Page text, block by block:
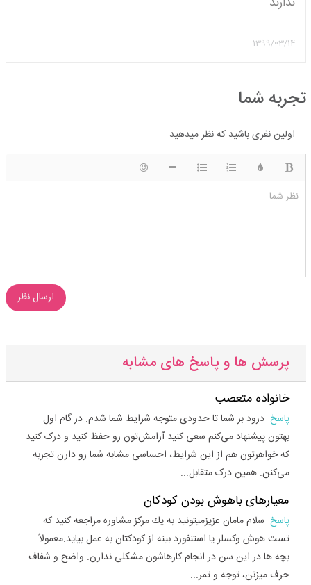
1399/03/14
تجربه شما
اولین نفری باشید که نظر میدهید
نظر شما
ارسال نظر
پرسش ها و پاسخ های مشابه
خانواده متعصب
پاسخ درود بر شما تا حدودی متوجه شرایط شما شدم. در گام اول
بهتون پیشنهاد می‌کنم سعی کنید آرامش‌تون رو حفظ کنید و درک کنید
که خواهرتون هم از این شرایط، احساسی مشابه شما رو دارن تجربه
می‌کنن. همین درک متقابل...
معیارهای باهوش بودن کودکان
پاسخ سلام مامان عزيزميتونيد به يك مركز مشاوره مراجعه كنيد كه
تست هوش وكسلر يا استنفورد بينه از كودكتان به عمل بيايد.معمولاً
بچه ها در این سن در انجام كارهاشون مشكلی ندارن. واضح و شفاف
حرف ميزنن، توجه و تمر...